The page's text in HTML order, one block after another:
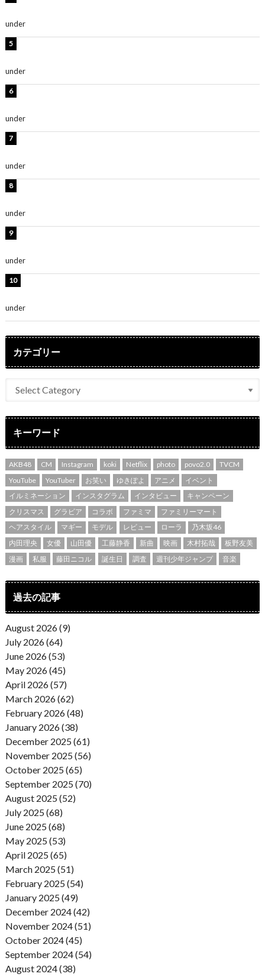
under
under
under
under
under
under
under
カテゴリー
キーワード
AKB48 CM Instagram koki Netflix photo povo2.0
TVCM
YouTube
YouTuber お笑い ゆきぽよ アニメ
イベント
イルミネーション
インスタグラム インタビュー
キャンペーン
クリスマス
グラビア コラボ ファミマ
ファミリーマート
ヘアスタイル
マギー モデル レビュー ローラ
乃木坂46
内田理央
女優 山田優 工藤静香 新曲 映画 木村拓哉
板野友美
漫画
私服 藤田ニコル 誕生日 調査 週刊少年ジャンプ 音楽
過去の記事
August 2026 (9)
July 2026 (64)
June 2026 (53)
May 2026 (45)
April 2026 (57)
March 2026 (62)
February 2026 (48)
January 2026 (38)
December 2025 (61)
November 2025 (56)
October 2025 (65)
September 2025 (70)
August 2025 (52)
July 2025 (68)
June 2025 (68)
May 2025 (53)
April 2025 (65)
March 2025 (51)
February 2025 (54)
January 2025 (49)
December 2024 (42)
November 2024 (51)
October 2024 (45)
September 2024 (54)
August 2024 (38)